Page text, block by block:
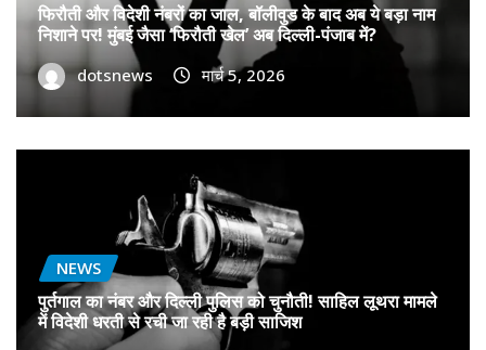
फिरौती और विदेशी नंबरों का जाल, बॉलीवुड के बाद अब ये बड़ा नाम
निशाने पर! मुंबई जैसा ‘फिरौती खेल’ अब दिल्ली-पंजाब में?
dotsnews मार्च 5, 2026
NEWS
पुर्तगाल का नंबर और दिल्ली पुलिस को चुनौती! साहिल लूथरा मामले
में विदेशी धरती से रची जा रही है बड़ी साजिश